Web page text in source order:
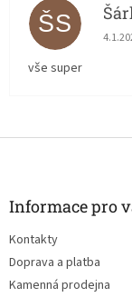
ŠS
vše super
Z
Informace pro
Kontakty
Doprava a platba
Kamenná prodejna